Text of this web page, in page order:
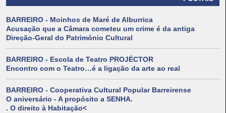
BARREIRO - Moinhos de Maré de Alburrica
Acusação que a Câmara cometeu um crime é da antiga
Direção-Geral do Património Cultural
BARREIRO - Escola de Teatro PROJÉCTOR
Encontro com o Teatro…é a ligação da arte ao real
BARREIRO - Cooperativa Cultural Popular Barreirense
O aniversário - A propósito a SENHA.
. O direito à Habitação<